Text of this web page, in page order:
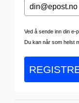
Ved å sende inn din e-
Du kan når som helst